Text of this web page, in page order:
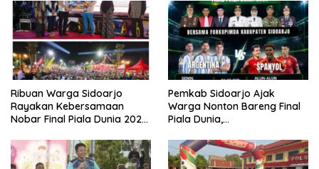
Ribuan Warga Sidoarjo
Rayakan Kebersamaan
Nobar Final Piala Dunia 2026
Forkopimda
Pemkab Sidoarjo Ajak
Warga Nonton Bareng Final
Piala Dunia,